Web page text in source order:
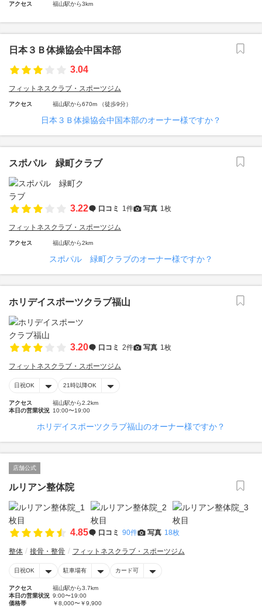
アクセス 福山駅から3km
日本３Ｂ体操協会中国本部
3.04
フィットネスクラブ・スポーツジム
アクセス 福山駅から670m （徒歩9分）
日本３Ｂ体操協会中国本部のオーナー様ですか？
スポパル 緑町クラブ
3.22 口コミ 1件 写真 1枚
フィットネスクラブ・スポーツジム
アクセス 福山駅から2km
スポパル 緑町クラブのオーナー様ですか？
ホリデイスポーツクラブ福山
3.20 口コミ 2件 写真 1枚
フィットネスクラブ・スポーツジム
日祝OK 21時以降OK
アクセス
福山駅から2.2km
本日の営業状況 10:00〜19:00
ホリデイスポーツクラブ福山のオーナー様ですか？
店舗公式
ルリアン整体院
4.85 口コミ 90件 写真 18枚
整体 接骨・整骨 フィットネスクラブ・スポーツジム
日祝OK 駐車場有 カード可
アクセス
福山駅から3.7km
本日の営業状況 9:00〜19:00
価格帯
￥8,000〜￥9,900